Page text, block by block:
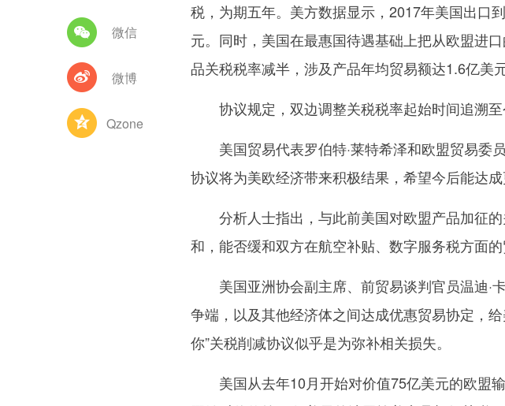
微信
微博
Qzone
税，为期五年。美方数据显示，2017年美国出口
元。同时，美国在最惠国待遇基础上把从欧盟进
品关税税率减半，涉及产品年均贸易额达1.6亿美元
协议规定，双边调整关税税率起始时间追溯至
美国贸易代表罗伯特·莱特希泽和欧盟贸易委
协议将为美欧经济带来积极结果，希望今后能达成
分析人士指出，与此前美国对欧盟产品加征的
和，能否缓和双方在航空补贴、数字服务税方面的
美国亚洲协会副主席、前贸易谈判官员温迪·
争端，以及其他经济体之间达成优惠贸易协定，
你”关税削减协议似乎是为弥补相关损失。
美国从去年10月开始对价值75亿美元的欧盟